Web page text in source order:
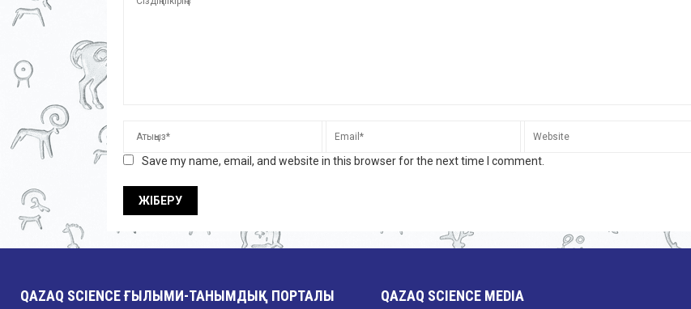
Save my name, email, and website in this browser for the next time I comment.
QAZAQ SCIENCE ҒЫЛЫМИ-ТАНЫМДЫҚ ПОРТАЛЫ QAZAQ SCIENCE MEDIA